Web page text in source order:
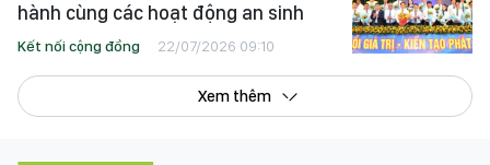
hành cùng các hoạt động an sinh
Kết nối cộng đồng 22/07/2026 09:10
Xem thêm